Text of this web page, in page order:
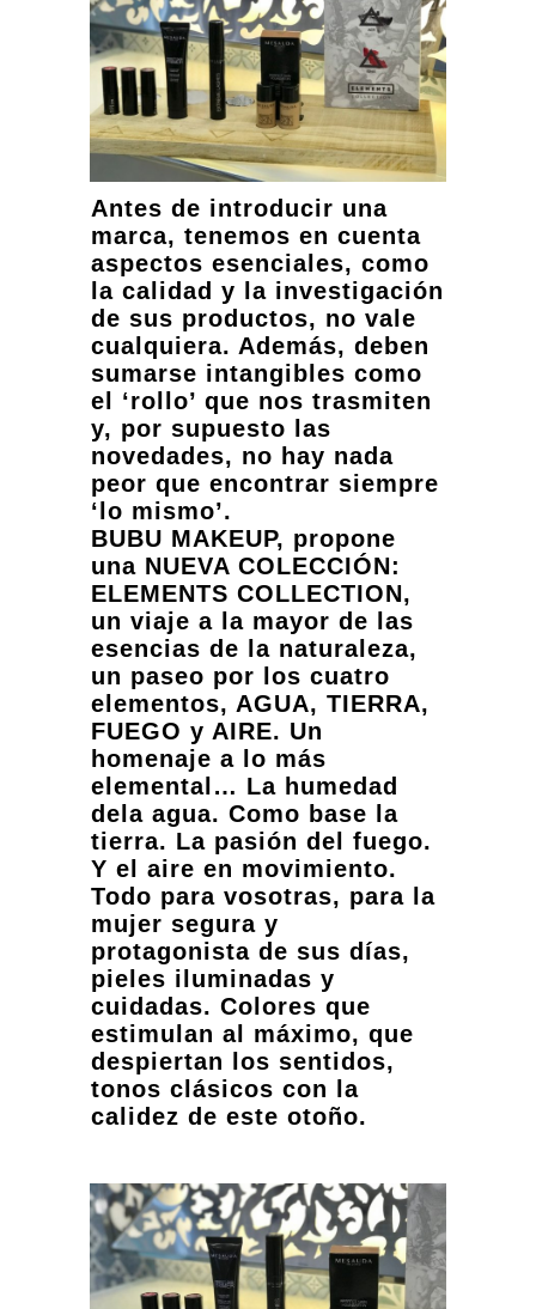
Antes de introducir una
marca, tenemos en cuenta
aspectos esenciales, como
la calidad y la investigación
de sus productos, no vale
cualquiera. Además, deben
sumarse intangibles como
el ‘rollo’ que nos trasmiten
y, por supuesto las
novedades, no hay nada
peor que encontrar siempre
‘lo mismo’.
BUBU MAKEUP, propone
una NUEVA COLECCIÓN:
ELEMENTS COLLECTION,
un viaje a la mayor de las
esencias de la naturaleza,
un paseo por los cuatro
elementos, AGUA, TIERRA,
FUEGO y AIRE. Un
homenaje a lo más
elemental… La humedad
dela agua. Como base la
tierra. La pasión del fuego.
Y el aire en movimiento.
Todo para vosotras, para la
mujer segura y
protagonista de sus días,
pieles iluminadas y
cuidadas. Colores que
estimulan al máximo, que
despiertan los sentidos,
tonos clásicos con la
calidez de este otoño.